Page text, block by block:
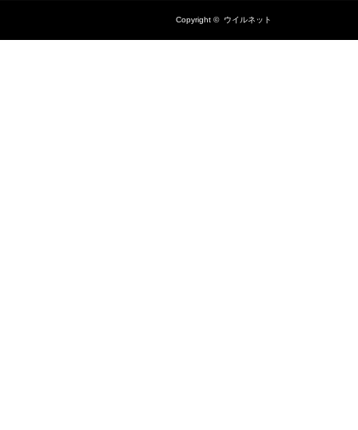
Copyright © ウイルネット